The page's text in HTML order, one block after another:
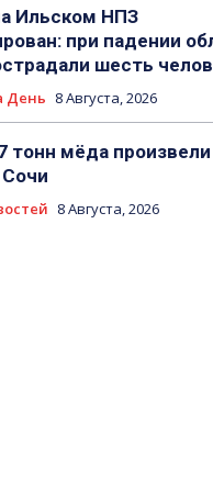
Ильском НПЗ
при падении
шесть
День 8 Августа, 2026
тонн мёда произвели
Сочи
8 Августа, 2026